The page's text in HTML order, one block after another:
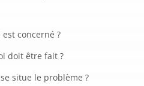
est concerné ?
doit être fait ?
situe le problème ?